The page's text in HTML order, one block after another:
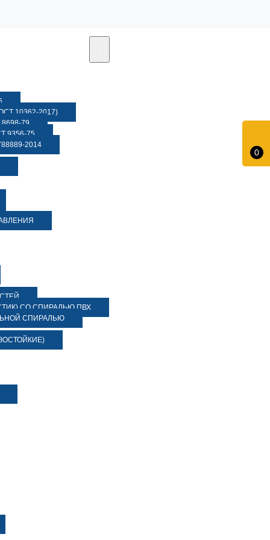
0
10362-2017)
79
9356-75
2014
СО СПИРАЛЬЮ ПВХ
СПИРАЛЬЮ